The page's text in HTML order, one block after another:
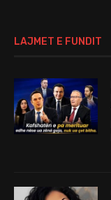
LAJMET E FUNDIT